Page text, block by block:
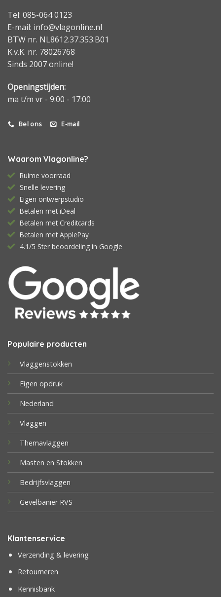
Tel: 085-064 0123
E-mail: info@vlagonline.nl
BTW nr. NL8612.37.353.B01
K.v.K. nr. 78026768
Sinds 2007 online!
Openingstijden:
ma t/m vr - 9:00 - 17:00
Bel ons E-mail
Waarom Vlagonline?
Ruime voorraad
Snelle levering
Eigen ontwerpstudio
Betalen met iDeal
Betalen met Creditcards
Betalen met ApplePay
4.1/5 Ster beoordeling in Google
Populaire producten
Vlaggenstokken
Eigen opdruk
Nederland
Vlaggen
Themavlaggen
Masten en Stokken
Bedrijfsvlaggen
Gevelbanier RVS
Klantenservice
Verzending & levering
Retourneren
Kennisbank